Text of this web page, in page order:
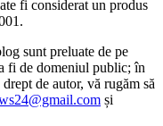
fi considerat un produs
sunt preluate de pe
fi de domeniul public; în
de autor, vă rugăm să
și